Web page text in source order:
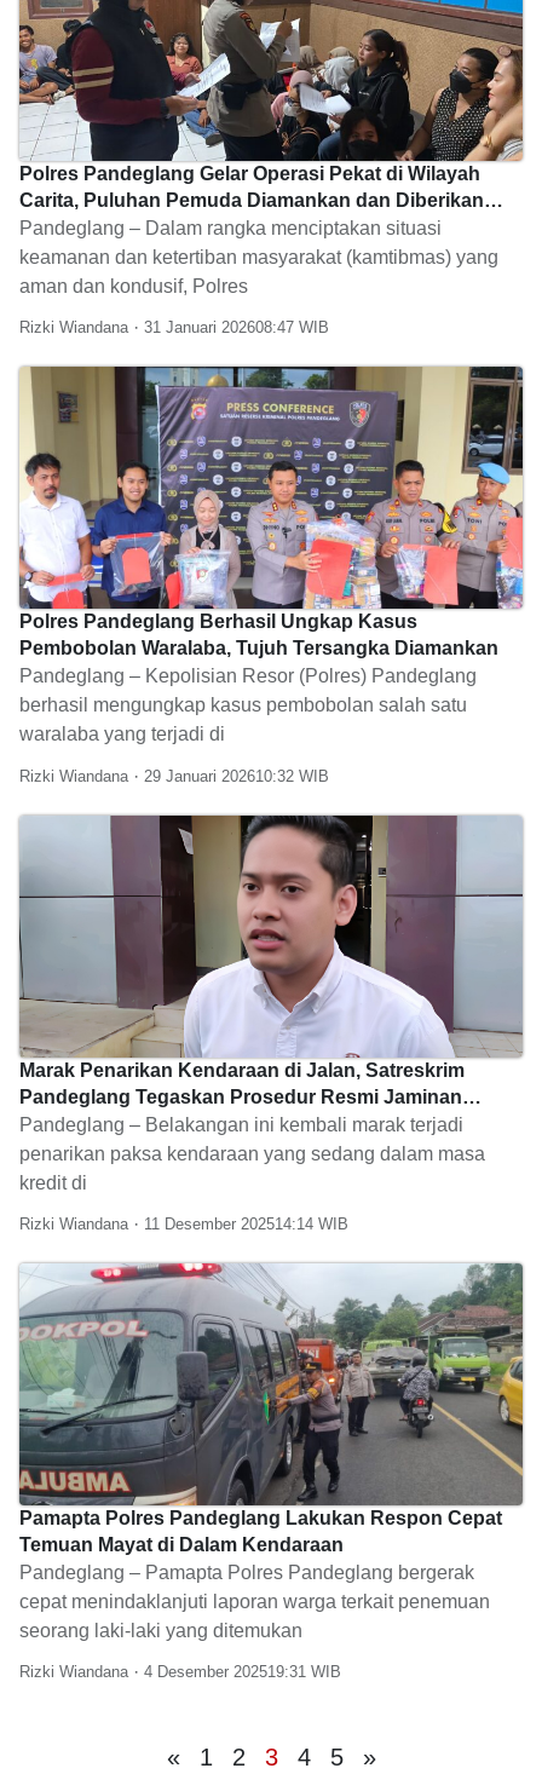
Polres Pandeglang Gelar Operasi Pekat di Wilayah
Carita, Puluhan Pemuda Diamankan dan Diberikan
Pembinaan
Pandeglang – Dalam rangka menciptakan situasi
keamanan dan ketertiban masyarakat (kamtibmas) yang
aman dan kondusif, Polres
Rizki Wiandana 31 Januari 202608:47
Polres Pandeglang Berhasil Ungkap Kasus
Pembobolan Waralaba, Tujuh Tersangka Diamankan
Pandeglang – Kepolisian Resor (Polres) Pandeglang
berhasil mengungkap kasus pembobolan salah satu
waralaba yang terjadi di
Rizki Wiandana 29 Januari 202610:32
Marak Penarikan Kendaraan di Jalan, Satreskrim
Pandeglang Tegaskan Prosedur Resmi Jaminan
Fidusia
Pandeglang – Belakangan ini kembali marak terjadi
penarikan paksa kendaraan yang sedang dalam masa
kredit di
Rizki Wiandana 11 Desember 202514:14
Pamapta Polres Pandeglang Lakukan Respon Cepat
Temuan Mayat di Dalam Kendaraan
Pandeglang – Pamapta Polres Pandeglang bergerak
cepat menindaklanjuti laporan warga terkait penemuan
seorang laki-laki yang ditemukan
Rizki Wiandana 4 Desember 202519:31
« 1 2 3 4 5 »